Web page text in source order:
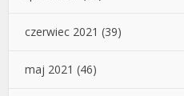
czerwiec 2021 (39)
maj 2021 (46)